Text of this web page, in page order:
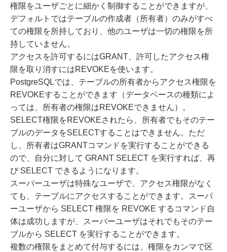
権限をユーザごとに細かく制御することができますが、
デフォルトではテーブルの作成者（所有者）のみがすべ
ての権限を所持しており、他のユーザは一切の権限を所
持していません。
アクセスを許可するにはGRANT、許可したアクセス権
限を取り消すにはREVOKEを使います。
PostgreSQLでは、テーブルの所有者からアクセス権限を
REVOKEすることができます（データベースの種類によ
っては、所有者の権限はREVOKEできません）。
SELECT権限をREVOKEされたら、所有者でもそのテー
ブルのデータをSELECTすることはできません。ただ
し、所有者はGRANTコマンドを実行することができる
ので、自分に対して GRANT SELECT を実行すれば、再
び SELECT できるようになります。
スーパーユーザは特殊なユーザで、アクセス権限がなく
ても、テーブルにアクセスすることができます。スーパ
ーユーザから SELECT 権限を REVOKE するコマンド自
体は成功しますが、スーパーユーザはそれでもそのテー
ブルから SELECT を実行することができます。
複数の権限をまとめて付与するには、権限をカンマで区